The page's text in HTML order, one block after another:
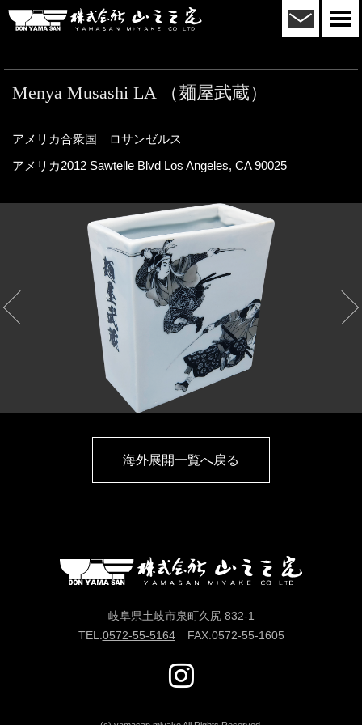
株式会社山三三宅 メー
Menya Musashi LA （麺屋武蔵）
アメリカ合衆国 ロサンゼルス
アメリカ2012 Sawtelle Blvd Los Angeles, CA 90025
海外展開一覧へ戻る
岐阜県土岐市泉町久尻 832-1
TEL. 0572-55-5164 FAX. 0572-55-1605